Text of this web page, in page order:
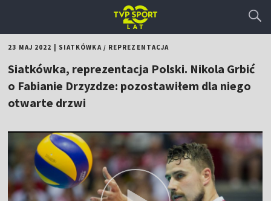
23 MAJ 2022 SIATKÓWKA/ REPREZENTACJA
Siatkówka, reprezentacja Polski. Nikola Grbić
o Fabianie Drzyzdze: pozostawiłem dla niego
otwarte drzwi